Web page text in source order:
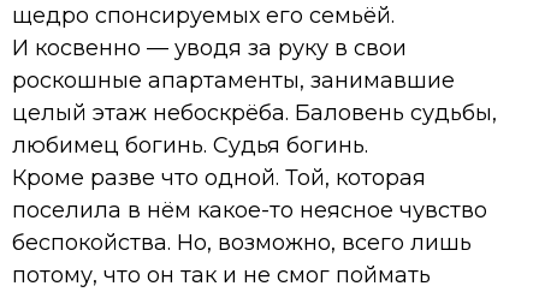
щедро спонсируемых его семьёй.
И косвенно — уводя за руку в свои
роскошные апартаменты, занимавшие
целый этаж небоскрёба. Баловень судьбы,
любимец богинь. Судья богинь.
Кроме разве что одной. Той, которая
поселила в нём какое-то неясное чувство
беспокойства. Но, возможно, всего лишь
потому, что он так и не смог поймать